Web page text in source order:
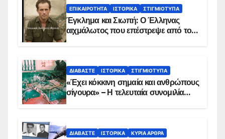
ΕΠΙΚΑΙΡΌΤΗΤΑ ΙΣΤΟΡΙΚΆ ΣΤΙΓΜΙΌΤΥΠΑ
Έγκλημα και Σιωπή: Ο Έλληνας
αιχμάλωτος που επέστρεψε από το
ΔΙΑΒΆΣΤΕ ΙΣΤΟΡΙΚΆ ΣΤΙΓΜΙΌΤΥΠΑ
«Έχει κόκκινη σημαία και ανθρώπους
σίγουρα» – Η τελευταία συνομιλία
ΔΙΑΒΆΣΤΕ ΙΣΤΟΡΙΚΆ ΚΥΡΙΑ ΑΡΘΡΑ